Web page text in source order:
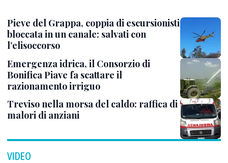
Pieve del Grappa, coppia di escursionisti
bloccata in un canale: salvati con
l’elisoccorso
Emergenza idrica, il Consorzio di
Bonifica Piave fa scattare il
razionamento irriguo
Treviso nella morsa del caldo: raffica di
malori di anziani
VIDEO